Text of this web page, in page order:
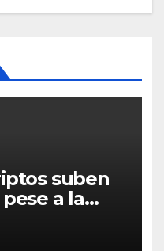
suben
a la
Oriente